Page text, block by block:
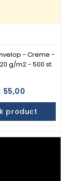
- Creme -
g/m2 - 500 st.
55,00
product